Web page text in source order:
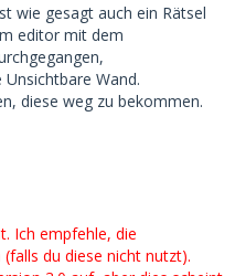
wie gesagt auch ein Rätsel
editor mit dem
Wand.
diese weg zu bekommen.
Ich empfehle, die
du diese nicht nutzt).